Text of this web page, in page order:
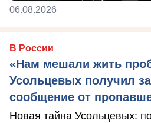
06.08.2026
В России
«Нам мешали жить
Усольцевых получил
сообщение от
Новая тайна Усольцевых: